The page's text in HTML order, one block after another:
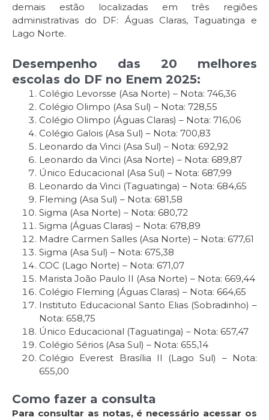
demais estão localizadas em três regiões
administrativas do DF: Águas Claras, Taguatinga e
Lago Norte.
Desempenho das 20 melhores
escolas do DF no Enem 2025:
Colégio Levorsse (Asa Norte) – Nota: 746,36
Colégio Olimpo (Asa Sul) – Nota: 728,55
Colégio Olimpo (Águas Claras) – Nota: 716,06
Colégio Galois (Asa Sul) – Nota: 700,83
Leonardo da Vinci (Asa Sul) – Nota: 692,92
Leonardo da Vinci (Asa Norte) – Nota: 689,87
Único Educacional (Asa Sul) – Nota: 687,99
Leonardo da Vinci (Taguatinga) – Nota: 684,65
Fleming (Asa Sul) – Nota: 681,58
Sigma (Asa Norte) – Nota: 680,72
Sigma (Águas Claras) – Nota: 678,89
Madre Carmen Salles (Asa Norte) – Nota: 677,61
Sigma (Asa Sul) – Nota: 675,38
COC (Lago Norte) – Nota: 671,07
Marista João Paulo II (Asa Norte) – Nota: 669,44
Colégio Fleming (Águas Claras) – Nota: 664,65
Instituto Educacional Santo Elias (Sobradinho) –
Nota: 658,75
Único Educacional (Taguatinga) – Nota: 657,47
Colégio Sérios (Asa Sul) – Nota: 655,14
Colégio Everest Brasília II (Lago Sul) – Nota:
655,00
Como fazer a consulta
Para consultar as notas, é necessário acessar os